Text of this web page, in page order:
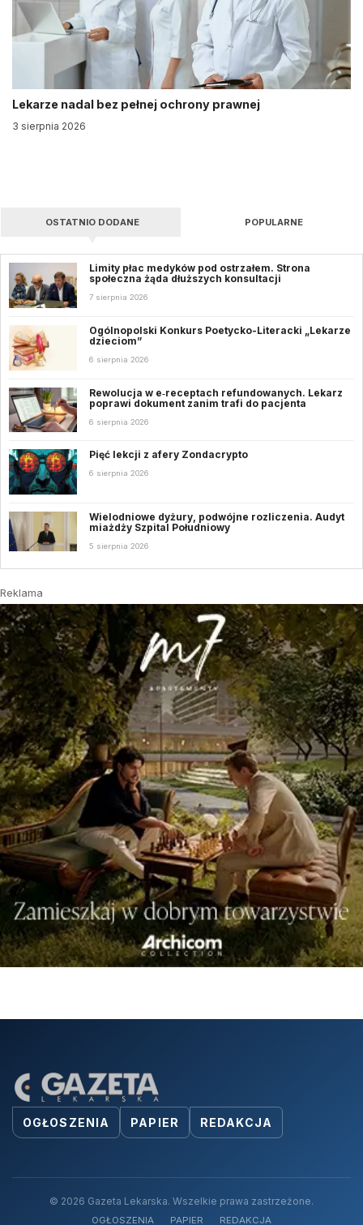
Lekarze nadal bez pełnej ochrony prawnej
3 sierpnia 2026
OSTATNIO DODANE POPULARNE
Limity płac medyków pod ostrzałem. Strona
społeczna żąda dłuższych konsultacji
7 sierpnia 2026
Ogólnopolski Konkurs Poetycko-Literacki „Lekarze
dzieciom”
6 sierpnia 2026
Rewolucja w e‑receptach refundowanych. Lekarz
poprawi dokument zanim trafi do pacjenta
6 sierpnia 2026
Pięć lekcji z afery Zondacrypto
6 sierpnia 2026
Wielodniowe dyżury, podwójne rozliczenia. Audyt
miażdży Szpital Południowy
5 sierpnia 2026
Reklama
OGŁOSZENIA PAPIER REDAKCJA
© 2026 Gazeta Lekarska. Wszelkie prawa zastrzeżone.
OGŁOSZENIA PAPIER REDAKCJA